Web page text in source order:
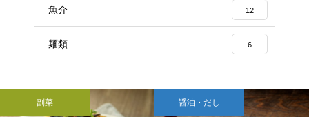
魚介 12
麺類 6
副菜 醤油・だし